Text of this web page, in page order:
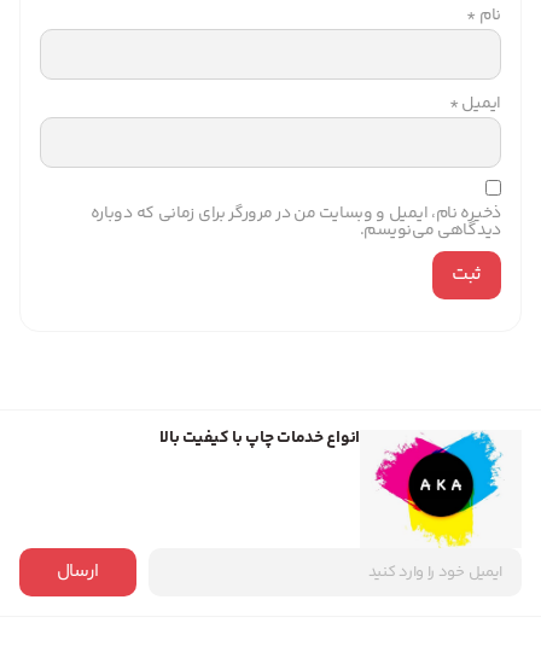
نام *
ایمیل*
ذخیره نام، ایمیل و وبسایت من در مرورگر برای زمانی که دوباره
دیدگاهی می‌نویسم.
انواع خدمات چاپ با کیفیت بالا
ارسال